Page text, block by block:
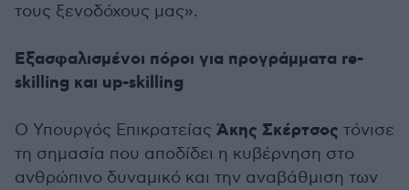
τους ξενοδόχους μας».
Εξασφαλισμένοι πόροι για προγράμματα re-
skilling και up-skilling
O Υπουργός Επικρατείας Άκης Σκέρτσος τόνισε
τη σημασία που αποδίδει η κυβέρνηση στο
ανθρώπινο δυναμικό και την αναβάθμιση των